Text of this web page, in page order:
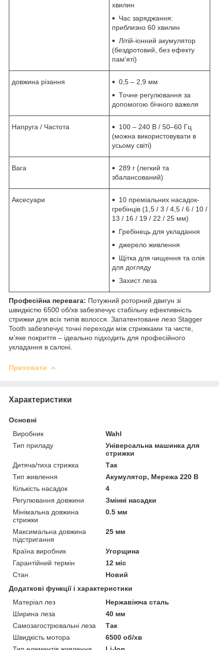
хвилин
Час заряджання:
приблизно 60 хвилин
Літій-іонний акумулятор
(бездротовий, без ефекту
пам'яті)
довжина різання
0,5 – 2,9 мм
Точне регулювання за
допомогою бічного важеля
Напруга / Частота
100 – 240 В / 50–60 Гц
(можна використовувати в
усьому світі)
Вага
289 г (легкий та
збалансований)
Аксесуари
10 преміальних насадок-
гребінців (1,5 / 3 / 4,5 / 6 / 10 /
13 / 16 / 19 / 22 / 25 мм)
Гребінець для укладання
джерело живлення
Щітка для чищення та олія
для догляду
Захист леза
Професійна перевага: Потужний роторний двигун зі
швидкістю 6500 об/хв забезпечує стабільну ефективність
стрижки для всіх типів волосся. Запатентоване лезо Stagger
Tooth забезпечує точні переходи між стрижками та чисте,
м’яке покриття – ідеально підходить для професійного
укладання в салоні.
Приховати
Характеристики
Основні
Виробник
Wahl
Тип приладу
Універсальна машинка для
стрижки
Дитяча/тиха стрижка
Так
Тип живлення
Акумулятор, Мережа 220 В
Кількість насадок
4
Регулювання довжини
Змінні насадки
Мінімальна довжина
стрижки
0.5 мм
Максимальна довжина
підстригання
25 мм
Країна виробник
Угорщина
Гарантійний термін
12 міс
Стан
Новий
Додаткові функції і характеристики
Матеріал лез
Нержавіюча сталь
Ширина леза
40 мм
Самозагострювальні леза
Так
Швидкість мотора
6500 об/хв